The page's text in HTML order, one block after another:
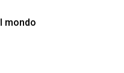
mondo